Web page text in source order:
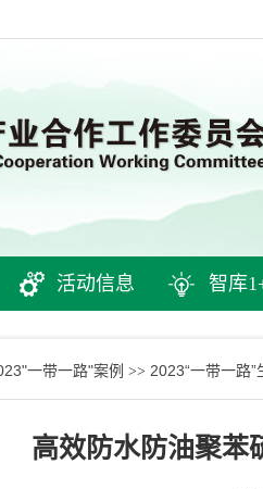
活动信息 智库
一带一路"案例 >> 2023“一带一路
高效防水防油聚苯